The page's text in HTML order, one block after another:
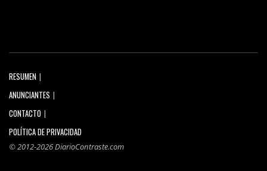
RESUMEN
ANUNCIANTES
CONTACTO
POLÍTICA DE PRIVACIDAD
© 2012-2026 DiarioContraste.com